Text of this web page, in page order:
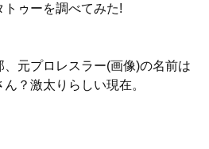
トゥーを調べてみた!
、元プロレスラー(画像)の名前は
？激太りらしい現在。